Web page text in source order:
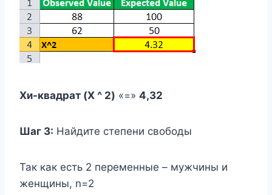
Хи-квадрат (X ^ 2) «=» 4,32
Шаг 3: Найдите степени свободы
Так как есть 2 переменные – мужчины и
женщины, n=2